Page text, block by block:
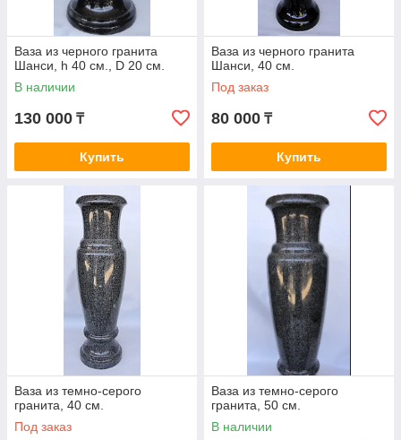
Ваза из черного гранита
Шанси, h 40 см., D 20 см.
В наличии
130 000 ₸
Купить
Ваза из черного гранита
Шанси, 40 см.
Под заказ
80 000 ₸
Купить
Ваза из темно-серого
гранита, 40 см.
Под заказ
Ваза из темно-серого
гранита, 50 см.
В наличии